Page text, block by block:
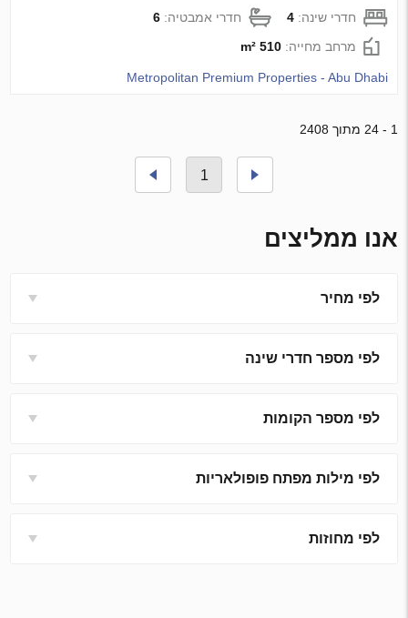
חדרי שינה:4 חדרי אמבטיה:6
מרחב מחייה:510 m²
Metropolitan Premium Properties - Abu Dhabi
1 - 24 מתוך 2408
1
אנו ממליצים
לפי מחיר
לפי מספר חדרי שינה
לפי מספר הקומות
לפי מילות מפתח פופולאריות
לפי מחוזות